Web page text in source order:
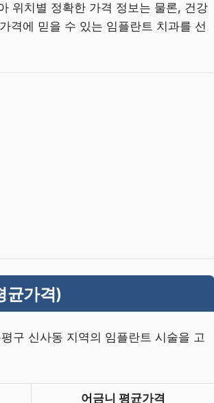
위치별 정확한 가격 정보는 물론, 건강
격에 믿을 수 있는 임플란트 치과를 선
균가격)
구 신사동 지역의 임플란트 시술을 고
어금니 평균가격